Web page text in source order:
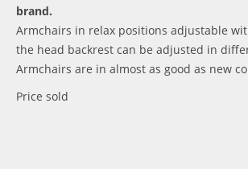
brand.
Armchairs in relax positions adjustable
the head backrest can be adjusted in
Armchairs are in almost as good as new
Price sold